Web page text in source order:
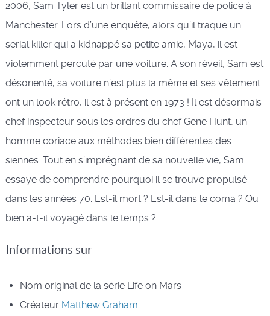
2006, Sam Tyler est un brillant commissaire de police à
Manchester. Lors d’une enquête, alors qu’il traque un
serial killer qui a kidnappé sa petite amie, Maya, il est
violemment percuté par une voiture. A son réveil, Sam est
désorienté, sa voiture n’est plus la même et ses vêtement
ont un look rétro, il est à présent en 1973 ! Il est désormais
chef inspecteur sous les ordres du chef Gene Hunt, un
homme coriace aux méthodes bien différentes des
siennes. Tout en s’imprégnant de sa nouvelle vie, Sam
essaye de comprendre pourquoi il se trouve propulsé
dans les années 70. Est-il mort ? Est-il dans le coma ? Ou
bien a-t-il voyagé dans le temps ?
Informations sur
Nom original de la série Life on Mars
Créateur Matthew Graham